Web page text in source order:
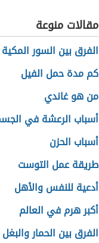
مقالات منوعة
الفرق بين السور
كم مدة حمل الفيل
من هو غاندي
أسباب الرعشة في
أسباب الحزن
طريقة عمل التوست
أدعية للنفس والأهل
أكبر هرم في العالم
الفرق بين الحمار والبغل